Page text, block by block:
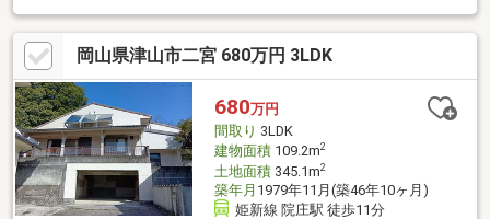
岡山県津山市二宮 680万円 3LDK
680万円
間取り 3LDK
建物面積109.2m2
土地面積345.1m2
築年月 1979年11月(築46年10ヶ月)
姫新線 院庄駅 徒歩11分